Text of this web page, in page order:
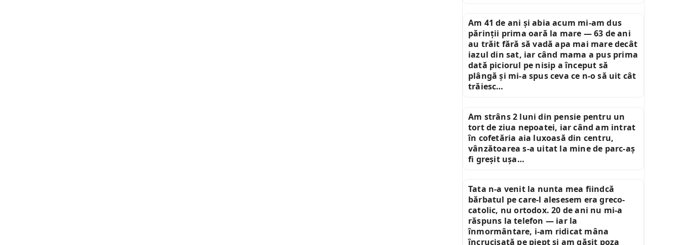
Am 41 de ani și abia acum mi-am dus
părinții prima oară la mare — 63 de ani
au trăit fără să vadă apa mai mare decât
iazul din sat, iar când mama a pus prima
dată piciorul pe nisip a început să
plângă și mi-a spus ceva ce n-o să uit cât
trăiesc…
Am strâns 2 luni din pensie pentru un
tort de ziua nepoatei, iar când am intrat
în cofetăria aia luxoasă din centru,
vânzătoarea s-a uitat la mine de parc-aș
fi greșit ușa…
Tata n-a venit la nunta mea fiindcă
bărbatul pe care-l alesesem era greco-
catolic, nu ortodox. 20 de ani nu mi-a
răspuns la telefon — iar la
înmormântare, i-am ridicat mâna
încrucișată pe piept și am găsit poza